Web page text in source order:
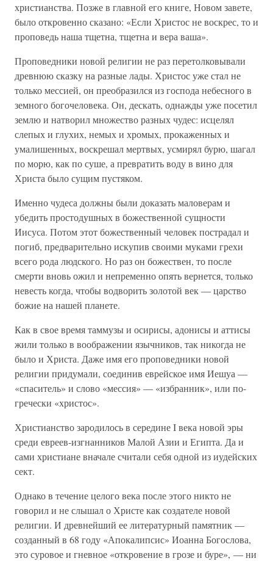
христианства. Позже в главной его книге, Новом завете,
было откровенно сказано: «Если Христос не воскрес, то и
проповедь наша тщетна, тщетна и вера ваша».
Проповедники новой религии не раз перетолковывали
древнюю сказку на разные лады. Христос уже стал не
только мессией, он преобразился из господа небесного в
земного богочеловека. Он, дескать, однажды уже посетил
землю и натворил множество разных чудес: исцелял
слепых и глухих, немых и хромых, прокаженных и
умалишенных, воскрешал мертвых, усмирял бурю, шагал
по морю, как по суше, а превратить воду в вино для
Христа было сущим пустяком.
Именно чудеса должны были доказать маловерам и
убедить простодушных в божественной сущности
Иисуса. Потом этот божественный человек пострадал и
погиб, предварительно искупив своими муками грехи
всего рода людского. Но раз он божествен, то после
смерти вновь ожил и непременно опять вернется, только
невесть когда, чтобы водворить золотой век — царство
божие на нашей планете.
Как в свое время таммузы и осирисы, адонисы и аттисы
жили только в воображении язычников, так никогда не
было и Христа. Даже имя его проповедники новой
религии придумали, соединив еврейское имя Иешуа —
«спаситель» и слово «мессия» — «избранник», или по-
гречески «христос».
Христианство зародилось в середине I века новой эры
среди евреев-изгнанников Малой Азии и Египта. Да и
сами христиане вначале считали себя одной из иудейских
сект.
Однако в течение целого века после этого никто не
говорил и не слышал о Христе как создателе новой
религии. И древнейший ее литературный памятник —
созданный в 68 году «Апокалипсис» Иоанна Богослова,
это суровое и гневное «откровение в грозе и буре», — ни